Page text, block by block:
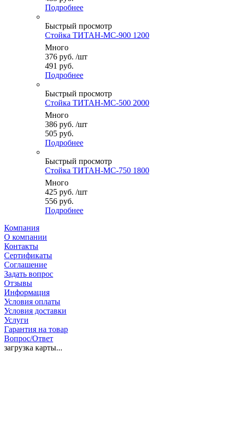
Подробнее
Быстрый просмотр
Стойка ТИТАН-МС-900 1200
Много
376 руб. /шт
491 руб.
Подробнее
Быстрый просмотр
Стойка ТИТАН-МС-500 2000
Много
386 руб. /шт
505 руб.
Подробнее
Быстрый просмотр
Стойка ТИТАН-МС-750 1800
Много
425 руб. /шт
556 руб.
Подробнее
Компания
О компании
Контакты
Сертификаты
Соглашение
Задать вопрос
Отзывы
Информация
Условия оплаты
Условия доставки
Услуги
Гарантия на товар
Вопрос/Ответ
загрузка карты...